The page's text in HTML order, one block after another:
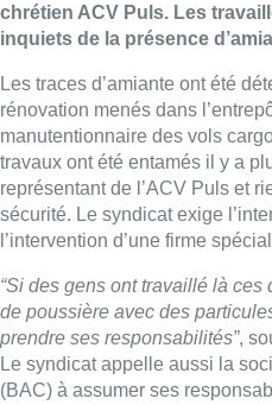
chrétien ACV Puls. Les
inquiets de la présence
Les traces d’amiante ont été
rénovation menés dans
manutentionnaire des vols
travaux ont été entamés il y a
représentant de l’ACV Puls et
sécurité. Le syndicat exige
l’intervention d’une firme
“Si des gens ont travaillé là
de poussière avec des
prendre ses responsabilités”,
Le syndicat appelle aussi la
(BAC) à assumer ses